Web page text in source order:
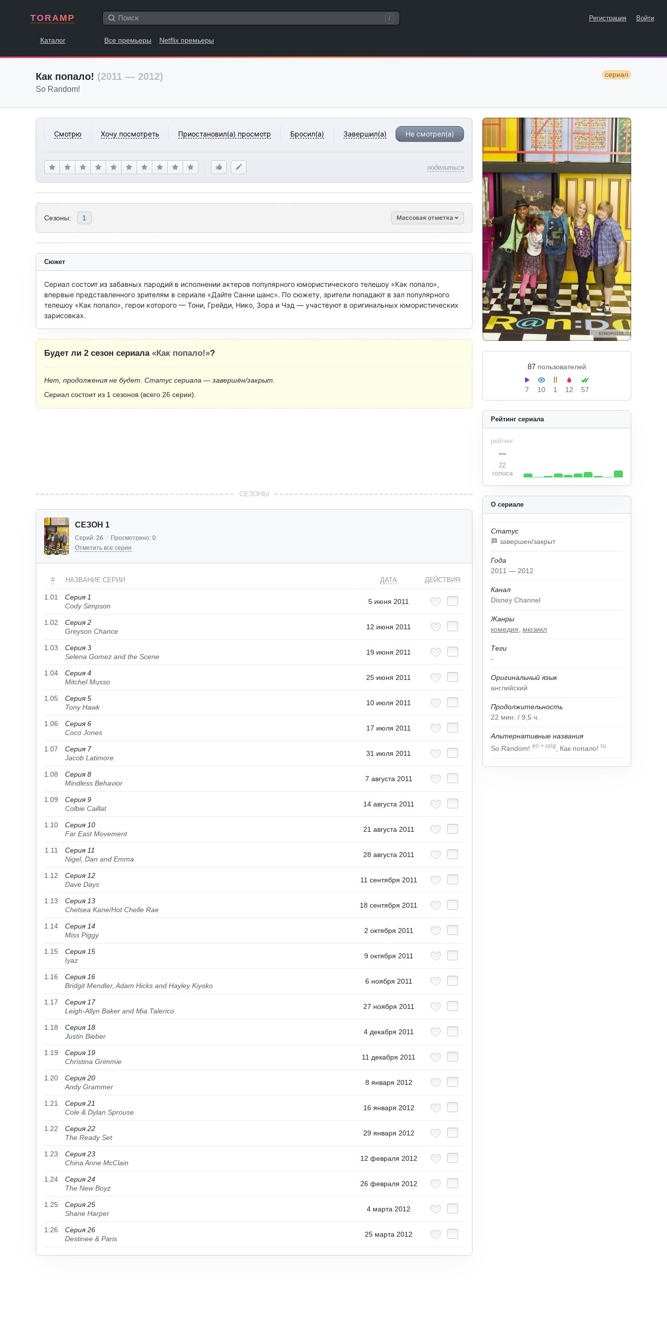
TORAMP / Регистрация Войти
Каталог Все премьеры Netflix премьеры
Как попало! (2011 — 2012) сериал
So Random!
Смотрю Хочу посмотреть Приостановил(а) просмотр Бросил(а) Завершил(а) Не смотрел(а)
поделиться
87 пользователей
7 10 1 12 57
Сезоны: 1 Массовая отметка
О сериале
Статус
🏁 завершен/закрыт
Года
2011 — 2012
Канал
Disney Channel
Жанры
комедия
мюзикл
Теги
-
Оригинальный язык
английский
Продолжительность
22 мин. / 9,5 ч.
Альтернативные названия
So Random! en + orig , Как попало! ru
Рейтинг сериала
рейтинг
---
22
голоса
Сюжет
Сериал состоит из забавных пародий в исполнении актеров популярного юмористического телешоу «Как попало»,
впервые представленного зрителям в сериале «Дайте Санни шанс». По сюжету, зрители попадают в зал популярного
телешоу «Как попало», герои которого — Тони, Грейди, Нико, Зора и Чэд — участвуют в оригинальных юмористических
зарисовках.
Будет ли 2 сезон сериала «Как попало!»?
Нет, продолжения не будет. Статус сериала — завершён/закрыт.
Сериал состоит из 1 сезонов (всего 26 серии).
СЕЗОНЫ
СЕЗОН 1
Серий: 26 / Просмотрено: 0
Отметить все серии
# НАЗВАНИЕ СЕРИИ ДАТА ДЕЙСТВИЯ
1.01
Серия 1
Cody Simpson
5 июня 2011
1.02
Серия 2
Greyson Chance
12 июня 2011
1.03
Серия 3
Selena Gomez and the Scene
19 июня 2011
1.04
Серия 4
Mitchel Musso
25 июня 2011
1.05
Серия 5
Tony Hawk
10 июля 2011
1.06
Серия 6
Coco Jones
17 июля 2011
1.07
Серия 7
Jacob Latimore
31 июля 2011
1.08
Серия 8
Mindless Behavior
7 августа 2011
1.09
Серия 9
Colbie Caillat
14 августа 2011
1.10
Серия 10
Far East Movement
21 августа 2011
1.11
Серия 11
Nigel, Dan and Emma
28 августа 2011
1.12
Серия 12
Dave Days
11 сентября 2011
1.13
Серия 13
Chelsea Kane/Hot Chelle Rae
18 сентября 2011
1.14
Серия 14
Miss Piggy
2 октября 2011
1.15
Серия 15
Iyaz
9 октября 2011
1.16
Серия 16
Bridgit Mendler, Adam Hicks and Hayley Kiyoko
6 ноября 2011
1.17
Серия 17
Leigh-Allyn Baker and Mia Talerico
27 ноября 2011
1.18
Серия 18
Justin Bieber
4 декабря 2011
1.19
Серия 19
Christina Grimmie
11 декабря 2011
1.20
Серия 20
Andy Grammer
8 января 2012
1.21
Серия 21
Cole & Dylan Sprouse
16 января 2012
1.22
Серия 22
The Ready Set
29 января 2012
1.23
Серия 23
China Anne McClain
12 февраля 2012
1.24
Серия 24
The New Boyz
26 февраля 2012
1.25
Серия 25
Shane Harper
4 марта 2012
1.26
Серия 26
Destinee & Paris
25 марта 2012